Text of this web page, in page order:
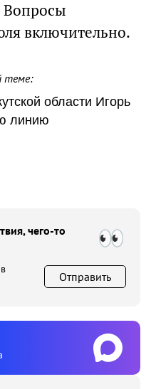
Вопросы
включительно.
теме:
области Игорь
линию
чего-то
Отправить